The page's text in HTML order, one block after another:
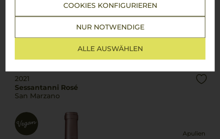
COOKIES KONFIGURIEREN
NUR NOTWENDIGE
ALLE AUSWÄHLEN
pro Flasche (0.75l),
inkl. MwSt. zzgl.
2021
Sessantanni Rosé
San Marzano
Apulien